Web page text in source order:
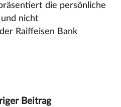
die persönliche
nicht
Raiffeisen Bank
Beitrag